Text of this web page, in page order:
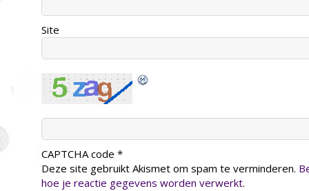
Site
CAPTCHA code *
Deze site gebruikt Akismet om spam te verminderen.
hoe je reactie gegevens worden verwerkt.